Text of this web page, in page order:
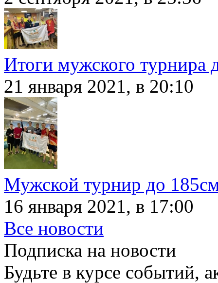
Итоги мужского турнира
21 января 2021, в 20:10
Мужской турнир до
16 января 2021, в 17:00
Все новости
Подписка на новости
Будьте в курсе событий,